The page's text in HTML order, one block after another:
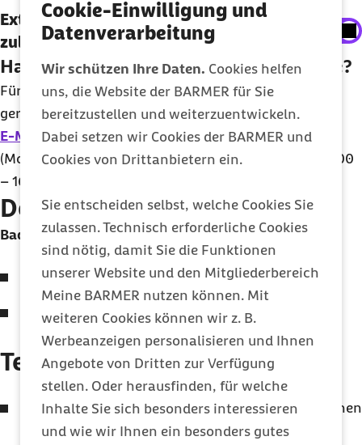
Cookie-Einwilligung und
Datenverarbeitung
Wir schützen Ihre Daten. Cookies helfen
uns, die Website der BARMER für Sie
bereitzustellen und weiterzuentwickeln.
Dabei setzen wir Cookies der BARMER und
Cookies von Drittanbietern ein.
Sie entscheiden selbst, welche Cookies Sie
zulassen. Technisch erforderliche Cookies
sind nötig, damit Sie die Funktionen
unserer Website und den Mitgliederbereich
Meine BARMER nutzen können. Mit
weiteren Cookies können wir z. B.
Werbeanzeigen personalisieren und Ihnen
Angebote von Dritten zur Verfügung
stellen. Oder herausfinden, für welche
Inhalte Sie sich besonders interessieren
und wie wir Ihnen ein besonders gutes
Externe Inhalte der Youtube-Plattform anzeigen
Sie können an dieser Stelle einstellen, alle externe
Inhalte auf der Website anzeigen zu lassen.
Ich bin damit einverstanden, dass personenbezogene
Daten an Drittplattform übermittelt werden. Mehr dazu
in unsererDatenschutzerklärung.
Externe Inhalte der Youtube-Plattform
zulassen
Haben Sie Interesse an einer Teilnahme?
Für alle Informationen sowie für Fragen stehen wir
gerne für Sie bereit. Schreiben Sie uns einfach eine
E-Mailoder rufen Sie uns an:0202 568 992 991
(Montag bis Donnerstag 7:30 – 18:30 Uhr, Freitag 8:00
– 16:00 Uhr)
Der Seminarstandort:
Bad Sassendorf(Nordrhein-Westfalen)
Das Seminar findet im Hotel Schnitterhofstatt.
Nähere Informationen:Workshops
Sassendorf
Termine 2027
werden hier bekanntgegeben, sobald sie feststehen